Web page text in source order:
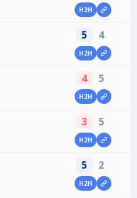
H2H
5 4
H2H
4 5
H2H
3 5
H2H
5 2
H2H